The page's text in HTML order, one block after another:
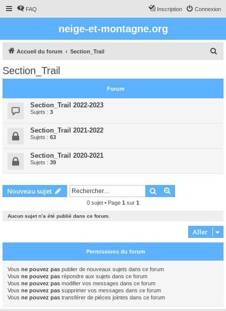
FAQ Connexion
Inscription
neige-et-montagne.org
Accueil du forum Section_Trail
e
Section_Trail
Forum
Section_Trail 2022-2023
Sujets : 3
Section_Trail 2021-2022
Sujets : 63
Section_Trail 2020-2021
Sujets : 39
Nouveau sujet Rechercher
0 sujet • Page 1 sur 1
Aucun sujet n’a été publié dans ce forum.
Aller
Permissions du forum
Vous ne pouvez pas publier de nouveaux sujets dans ce forum
Vous ne pouvez pas répondre aux sujets dans ce forum
Vous ne pouvez pas modifier vos messages dans ce forum
Vous ne pouvez pas supprimer vos messages dans ce forum
Vous ne pouvez pas transférer de pièces jointes dans ce forum